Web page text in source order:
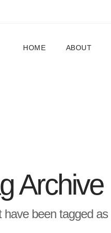
HOME ABOUT
Archive
have been tagged as